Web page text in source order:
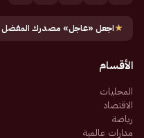
★اجعل «عاجل» مصدرك المفضل
الأقسام
المحليات
الاقتصاد
رياضة
مدارات عالمية